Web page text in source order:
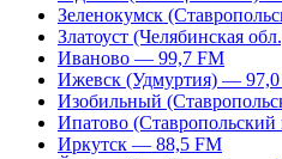
Зеленокумск
Златоуст (Челябинская
Иваново — 99,7 FM
Ижевск (Удмуртия) —
Изобильный
Ипатово
Иркутск — 88,5 FM